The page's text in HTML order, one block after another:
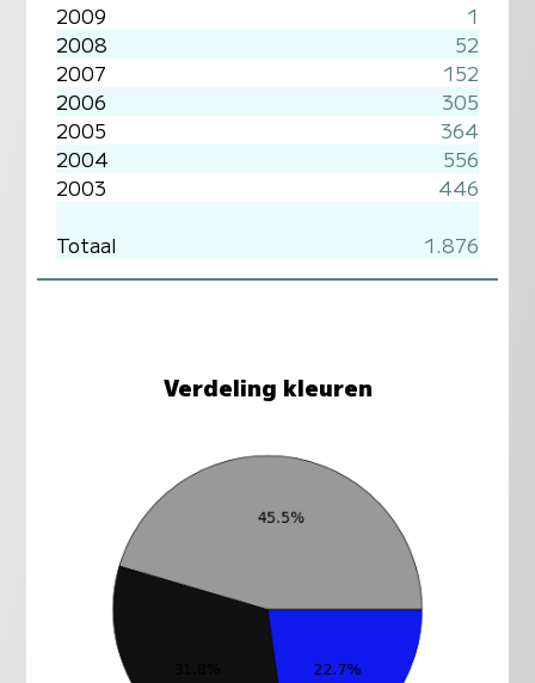
2009
1
2008
52
2007
152
2006
305
2005
364
2004
556
2003
446
Totaal
1.876
Verdeling kleuren